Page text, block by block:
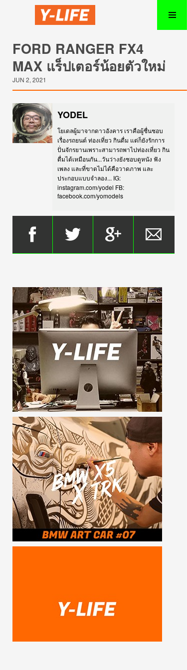
FORD RANGER FX4
MAX แร็ปเตอร์น้อยตัวใหม่
JUN 2, 2021
YODEL
โยเดลผู้มาจากดาวอังคาร เราคือผู้ชื่นชอบ
เรื่องรถยนต์ ท่องเที่ยว กินดื่ม แต่ก็ยังรักการ
ปั่นจักรยานเพราะสามารถพาไปท่องเที่ยว กิน
ดื่มได้เหมือนกัน...วันว่างยังชอบดูหนัง ฟัง
เพลง และที่ขาดไม่ได้คือวาดภาพ และ
ประกอบแบบจำลอง... IG:
instagram.com/yodel FB:
facebook.com/yomodels